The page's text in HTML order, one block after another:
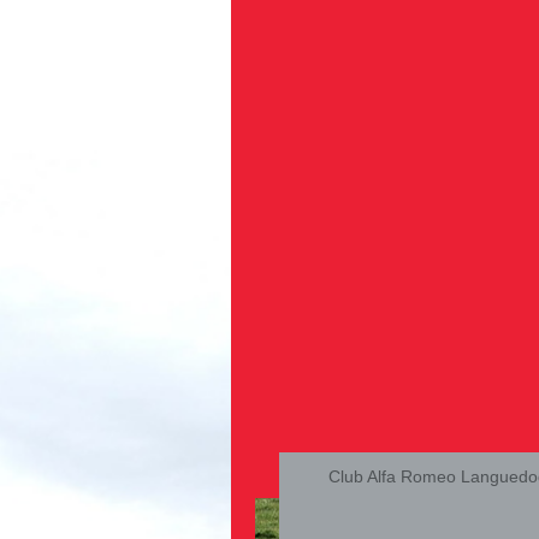
Club Alfa Romeo